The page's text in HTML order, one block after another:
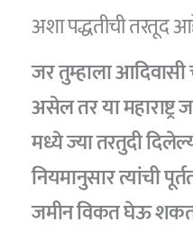
अशा पद्धतीची तरतूद
जर तुम्हाला
असेल तर या
मध्ये ज्या तरतुदी
नियमानुसार त्यांची
जमीन विकत घेऊ